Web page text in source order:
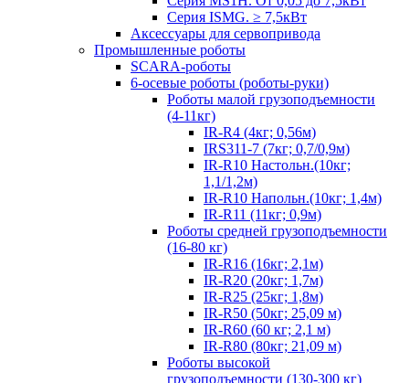
Серия ISMG. ≥ 7,5кВт
Аксессуары для сервопривода
Промышленные роботы
SCARA-роботы
6-осевые роботы (роботы-руки)
Роботы малой грузоподъемности
(4-11кг)
IR-R4 (4кг; 0,56м)
IRS311-7 (7кг; 0,7/0,9м)
IR-R10 Настольн.(10кг;
1,1/1,2м)
IR-R10 Напольн.(10кг; 1,4м)
IR-R11 (11кг; 0,9м)
Роботы средней грузоподъемности
(16-80 кг)
IR-R16 (16кг; 2,1м)
IR-R20 (20кг; 1,7м)
IR-R25 (25кг; 1,8м)
IR-R50 (50кг; 25,09 м)
IR-R60 (60 кг; 2,1 м)
IR-R80 (80кг; 21,09 м)
Роботы высокой
грузоподъемности (130-300 кг)